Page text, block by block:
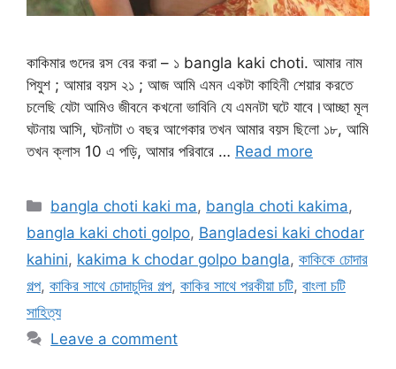
কাকিমার গুদের রস বের করা – ১ bangla kaki choti. আমার নাম
পিযুশ ; আমার বয়স ২১ ; আজ আমি এমন একটা কাহিনী শেয়ার করতে
চলেছি যেটা আমিও জীবনে কখনো ভাবিনি যে এমনটা ঘটে যাবে।আচ্ছা মূল
ঘটনায় আসি, ঘটনাটা ৩ বছর আগেকার তখন আমার বয়স ছিলো ১৮, আমি
তখন ক্লাস 10 এ পড়ি, আমার পরিবারে … Read more
Categories
bangla choti kaki ma, bangla choti kakima,
bangla kaki choti golpo, Bangladesi kaki chodar
kahini, kakima k chodar golpo bangla, কাকিকে চোদার
গল্প, কাকির সাথে চোদাচুদির গল্প, কাকির সাথে পরকীয়া চটি, বাংলা চটি
সাহিত্য
Leave a comment